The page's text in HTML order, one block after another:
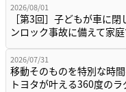
2026/08/01
［第3回］子どもが車に
ンロック事故に備えて家
2026/07/31
移動そのものを特別な時
トヨタが叶える360度の